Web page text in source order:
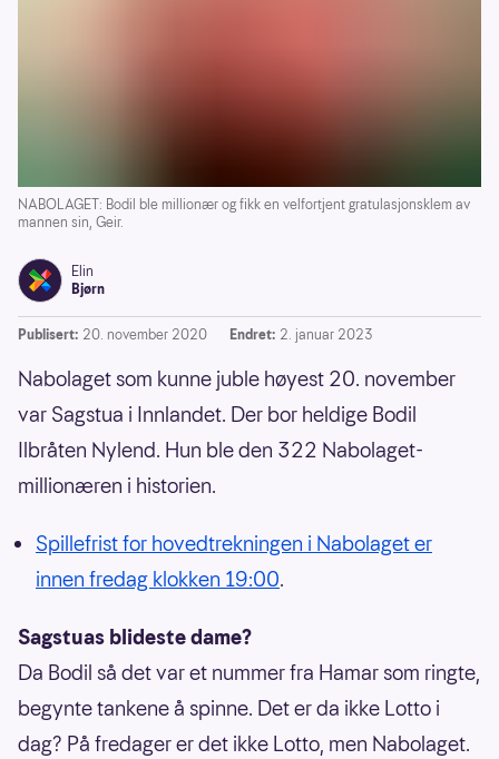
NABOLAGET: Bodil ble millionær og fikk en velfortjent gratulasjonsklem av
mannen sin, Geir.
Elin
Bjørn
Publisert: 20. november 2020 Endret: 2. januar 2023
Nabolaget som kunne juble høyest 20. november
var Sagstua i Innlandet. Der bor heldige Bodil
Ilbråten Nylend. Hun ble den 322 Nabolaget-
millionæren i historien.
Spillefrist for hovedtrekningen i Nabolaget er
innen fredag klokken 19:00.
Sagstuas blideste dame?
Da Bodil så det var et nummer fra Hamar som ringte,
begynte tankene å spinne. Det er da ikke Lotto i
dag? På fredager er det ikke Lotto, men Nabolaget.